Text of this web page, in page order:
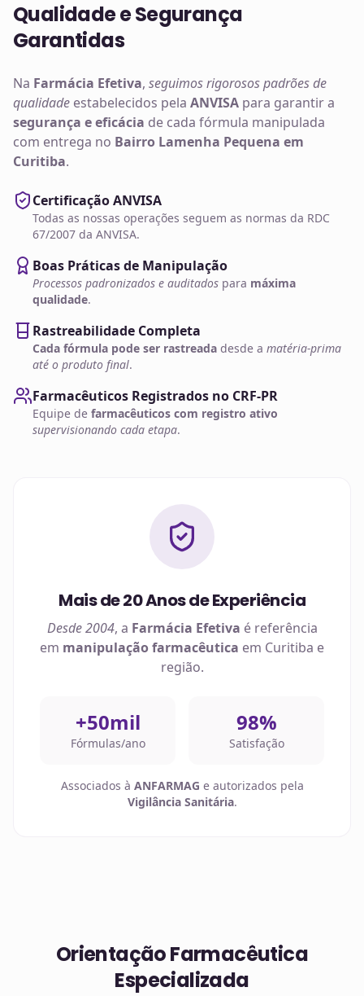
Qualidade e Segurança
Garantidas
Na Farmácia Efetiva, seguimos rigorosos padrões de
qualidade estabelecidos pela ANVISA para garantir a
segurança e eficácia de cada fórmula manipulada
com entrega no Bairro Lamenha Pequena em
Curitiba.
Certificação ANVISA
Todas as nossas operações seguem as normas da RDC
67/2007 da ANVISA.
Boas Práticas de Manipulação
Processos padronizados e auditados para máxima
qualidade.
Rastreabilidade Completa
Cada fórmula pode ser rastreada desde a matéria-prima
até o produto final.
Farmacêuticos Registrados no CRF-PR
Equipe de farmacêuticos com registro ativo
supervisionando cada etapa.
Mais de 20 Anos de Experiência
Desde 2004, a Farmácia Efetiva é referência
em manipulação farmacêutica em Curitiba e
região.
+50mil
Fórmulas/ano
98%
Satisfação
Associados à ANFARMAG e autorizados pela
Vigilância Sanitária.
Orientação Farmacêutica
Especializada